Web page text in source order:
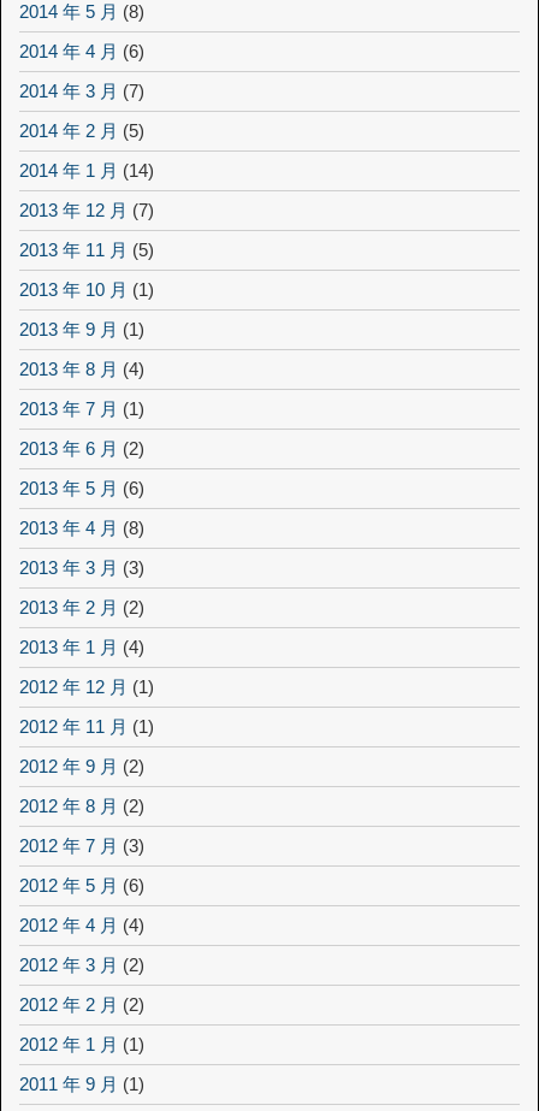
2014 年 5 月 (8)
2014 年 4 月 (6)
2014 年 3 月 (7)
2014 年 2 月 (5)
2014 年 1 月 (14)
2013 年 12 月 (7)
2013 年 11 月 (5)
2013 年 10 月 (1)
2013 年 9 月 (1)
2013 年 8 月 (4)
2013 年 7 月 (1)
2013 年 6 月 (2)
2013 年 5 月 (6)
2013 年 4 月 (8)
2013 年 3 月 (3)
2013 年 2 月 (2)
2013 年 1 月 (4)
2012 年 12 月 (1)
2012 年 11 月 (1)
2012 年 9 月 (2)
2012 年 8 月 (2)
2012 年 7 月 (3)
2012 年 5 月 (6)
2012 年 4 月 (4)
2012 年 3 月 (2)
2012 年 2 月 (2)
2012 年 1 月 (1)
2011 年 9 月 (1)